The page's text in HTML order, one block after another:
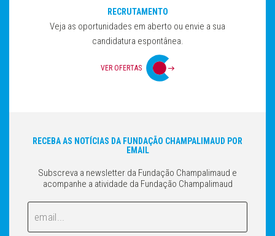
RECRUTAMENTO
Veja as oportunidades em aberto ou envie a sua
candidatura espontânea.
VER OFERTAS
RECEBA AS NOTÍCIAS DA FUNDAÇÃO CHAMPALIMAUD POR
EMAIL
Subscreva a newsletter da Fundação Champalimaud e
acompanhe a atividade da Fundação Champalimaud
Email